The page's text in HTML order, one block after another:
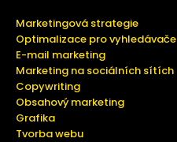
Marketingová strategie
Optimalizace pro vyhledávače
E-mail marketing
Marketing na sociálních sítích
Copywriting
Obsahový marketing
Grafika
Tvorba webu